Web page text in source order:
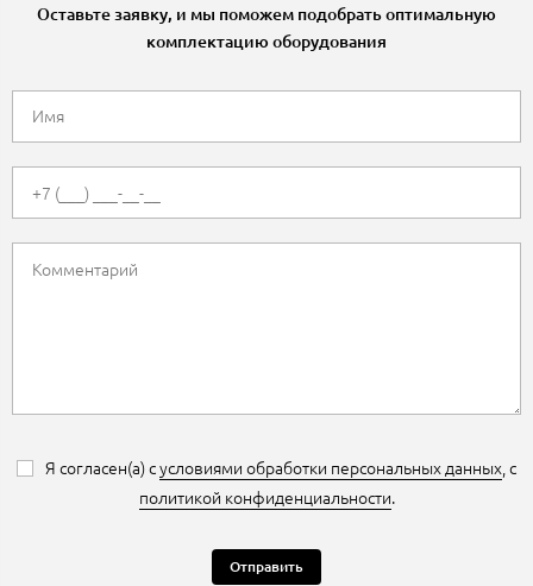
Оставьте заявку, и мы поможем подобрать оптимальную
комплектацию оборудования
Я согласен(а) сусловиями обработки персональных данных , с
политикой конфиденциальности.
Отправить